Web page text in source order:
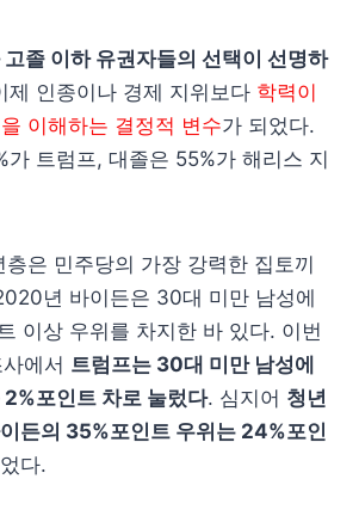
졸 이하 유권자들의 선택이 선명하
제 인종이나 경제 지위보다 학력이
이해하는 결정적 변수가 되었다.
가 트럼프, 대졸은 55%가 해리스 지
층은 민주당의 가장 강력한 집토끼
년 바이든은 30대 미만 남성에
이상 우위를 차지한 바 있다. 이번
에서 트럼프는 30대 미만 남성에
포인트 차로 눌렀다. 심지어 청년
든의 35%포인트 우위는 24%포인
다.